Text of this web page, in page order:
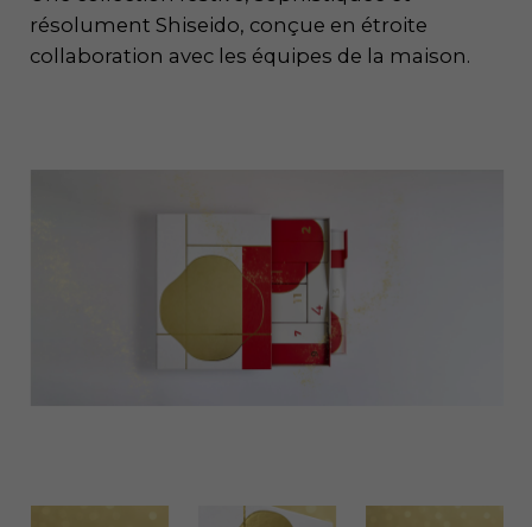
résolument Shiseido, conçue en étroite
collaboration avec les équipes de la maison.